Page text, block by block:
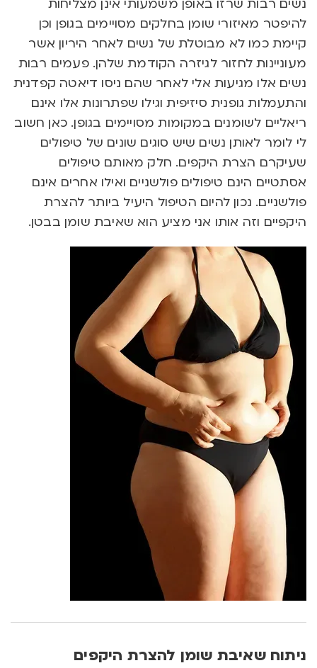
נשים רבות שרזו באופן משמעותי אינן מצליחות
להיפטר מאיזורי שומן בחלקים מסויימים בגופן וכן
קיימת כמו לא מבוטלת של נשים לאחר היריון אשר
מעוניינות לחזור לגיזרה הקודמת שלהן. פעמים רבות
נשים אלו מגיעות אלי לאחר שהם ניסו דיאטה קפדנית
והתעמלות גופנית סיזיפית וגילו שפתרונות אלו אינם
ריאליים לשומנים במקומות מסויימים בגופן. כאן חשוב
לי לומר לאותן נשים שיש סוגים שונים של טיפולים
שעיקרם הצרת היקפים. חלק מאותם טיפולים
אסתטיים הינם טיפולים פולשניים ואילו אחרים אינם
פולשניים. נכון להיום הטיפול היעיל ביותר להצרת
היקפיים וזה אותו אני מציע הוא שאיבת שומן בבטן.
ניתוח שאיבת שומן להצרת היקפים